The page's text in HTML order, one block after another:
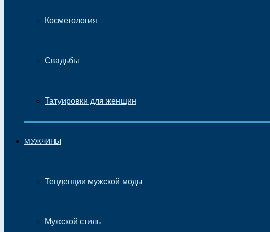
Косметология
Свадьбы
Татуировки для женщин
МУЖЧИНЫ
Тенденции мужской моды
Мужской стиль